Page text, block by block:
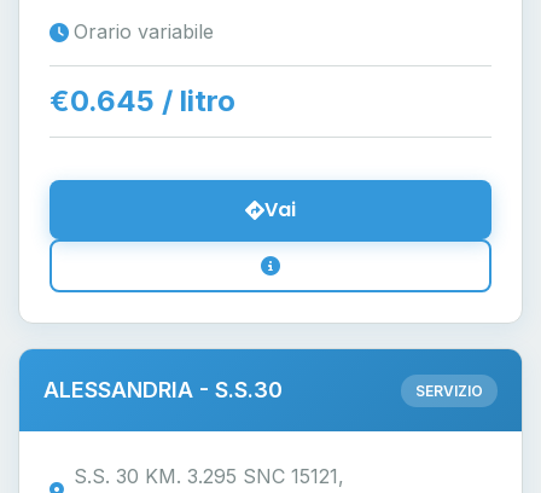
Orario variabile
€0.645 / litro
Vai
ALESSANDRIA - S.S.30 SERVIZIO
S.S. 30 KM. 3.295 SNC 15121,